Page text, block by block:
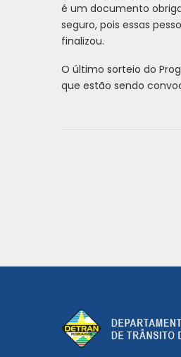
é um documento
seguro, pois essas
finalizou.
O último sorteio do
que estão sendo